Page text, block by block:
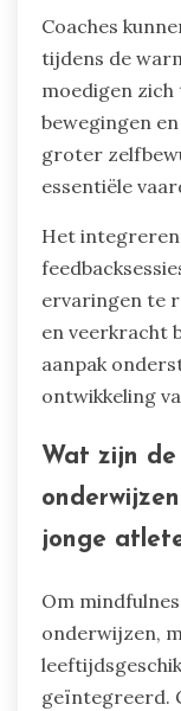
concentreren
aanmoedigen
moment.
prestaties
Mindfulness
geleide
succesvolle
beoefening
kalme
kunnen
Coaches
tijdens de
moedigen
bewegingen
essentiële
Het integreren